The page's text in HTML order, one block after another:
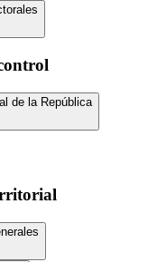
de la República